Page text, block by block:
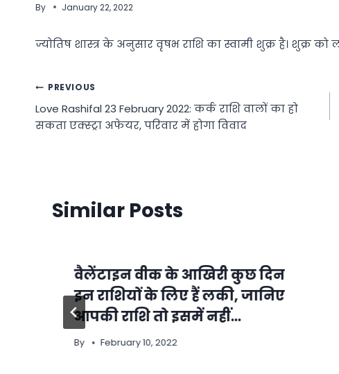
By January 22, 2022
ज्योतिष शास्त्र के अनुसार वृषभ राशि का स्वामी शुक्र है। शुक्र
Post
navigation
PREVIOUS
Love Rashifal 23 February 2022: कर्क राशि वालों का हो
सकता एक्स्ट्रा अफेयर, परिवार में होगा विवाद
Similar Posts
वैलेंटाइन वीक के आखिरी कुछ दिन
इन राशियों के लिए हैं लकी, जानिए
आपकी राशि तो इसमें नहीं…
By February 10, 2022